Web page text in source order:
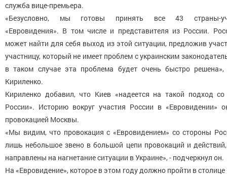
служба вице-премьера.
«Безусловно, мы готовы принять все 43 страны-
«Евровидения». В том числе и представителя из России.
может найти для себя выход из этой ситуации, предложив
участницу, который не имеет проблем с украинским
в таком случае эта проблема будет очень быстро решена»,
Кириленко.
Кириленко добавил, что Киев «надеется на такой подход
России». Историю вокруг участия России в «Евровидении»
провокацией Москвы.
«Мы видим, что провокация с «Евровидением» со стороны
лишь небольшое звено в большой цепи провокаций и
направлены на нагнетание ситуации в Украине», - подчеркнул он.
На «Евровидение», которое в этом году должно пройти в